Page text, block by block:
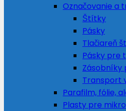
Označovanie a
Štítky
Pásky
Tlačiareň
Pásky pre
Zásobníky
Transport
Parafilm, fólie,
Plasty pre